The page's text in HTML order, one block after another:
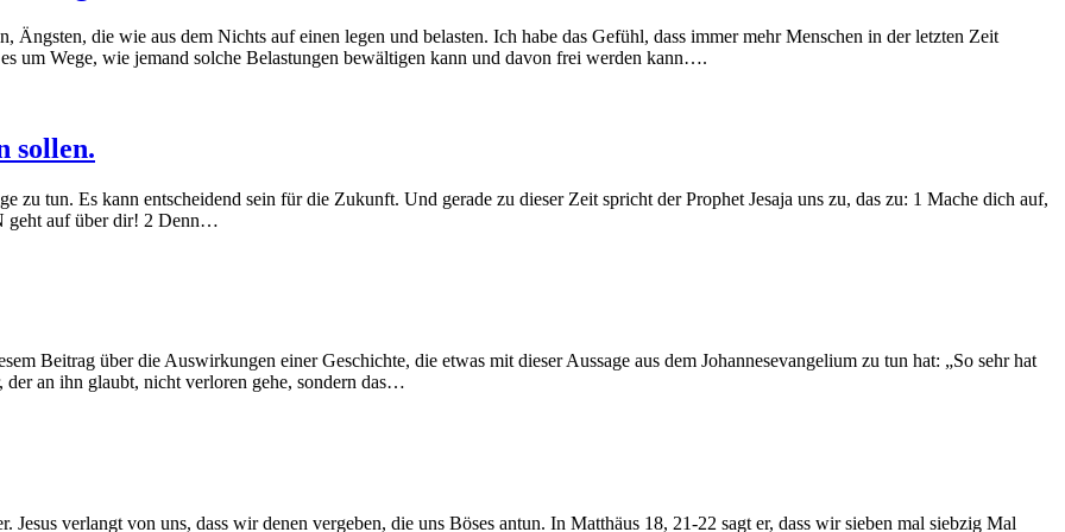
die wie aus dem Nichts auf einen legen und belasten. Ich habe das Gefühl, dass immer mehr Menschen in der letzten Zeit
um Wege, wie jemand solche Belastungen bewältigen kann und davon frei werden kann….
sollen.
zu tun. Es kann entscheidend sein für die Zukunft. Und gerade zu dieser Zeit spricht der Prophet Jesaja uns zu, das zu: 1 Mache dich auf,
geht auf über dir! 2 Denn…
Beitrag über die Auswirkungen einer Geschichte, die etwas mit dieser Aussage aus dem Johannesevangelium zu tun hat: „So sehr hat
der an ihn glaubt, nicht verloren gehe, sondern das…
verlangt von uns, dass wir denen vergeben, die uns Böses antun. In Matthäus 18, 21-22 sagt er, dass wir sieben mal siebzig Mal